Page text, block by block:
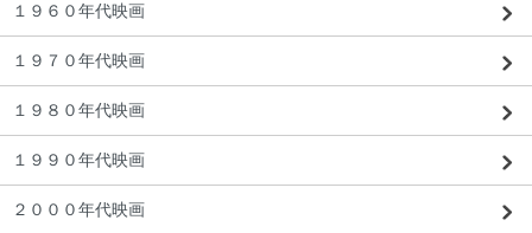
１９６０年代映画
１９７０年代映画
１９８０年代映画
１９９０年代映画
２０００年代映画